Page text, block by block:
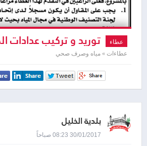
عطاء توريد و تركيب عدادات
الدفع
عطاءات » مياه وصرف صحي
بلدية الخليل
30/01/2017 08:23 صباحاً